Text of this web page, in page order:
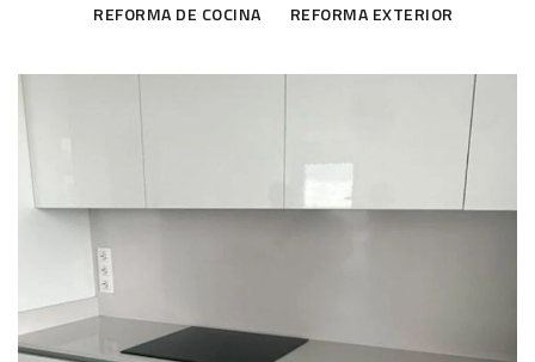
REFORMA DE COCINA
REFORMA EXTERIOR
Reforma de cocina moderna en el
corazón de Barcelona